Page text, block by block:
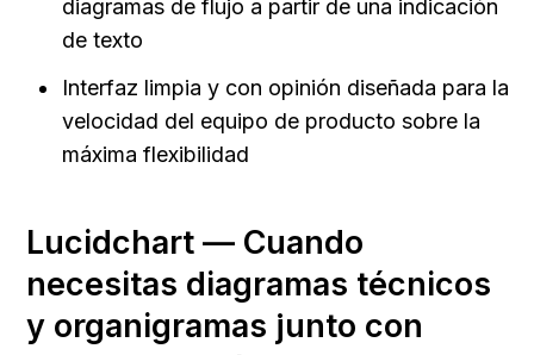
diagramas de flujo a partir de una indicación
de texto
Interfaz limpia y con opinión diseñada para la
velocidad del equipo de producto sobre la
máxima flexibilidad
Lucidchart — Cuando
necesitas diagramas técnicos
y organigramas junto con